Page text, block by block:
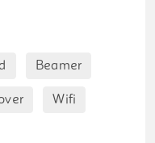
Beamer
Wifi